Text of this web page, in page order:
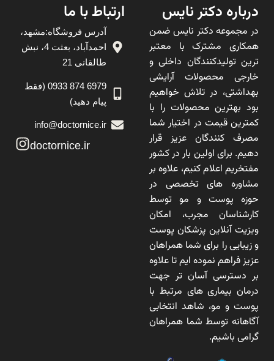
درباره دکتر نایس
در مجموعه دکتر نایس ضمن
همکاری مشترک با معتبر
ترین تولیدکنندگان داخلی و
خارجی محصولات آرایشی
بهداشتی، در تلاش خواهیم
بود بهترین محصولات را با
کمترین قیمت در اختیار شما
مصرف کنندگان عزیز قرار
دهیم. برای اولین بار در کشور
مفتخریم اعلام کنیم، علاوه بر
مشاوره های تخصصی در
حوزه پوست و مو توسط
کارشناسان مجرب، امکان
ویزیت آنلاین پزشکان پوست
و زیبایی را برای شما همراهان
عزیز فراهم نموده ایم تا علاوه
بر دسترسی آسان تر جهت
درمان بیماری های مرتبط با
پوست و مو، شاهد انتخابی
آگاهانه توسط شما همراهان
گرامی باشیم.
ارتباط با ما
آدرس فروشگاه:مشهد،
احمدآباد، بعثت 4، نبش
طالقانی 21
6979 874 0933 (فقط
پیام دهید)
info@doctornice.ir
doctornice.ir